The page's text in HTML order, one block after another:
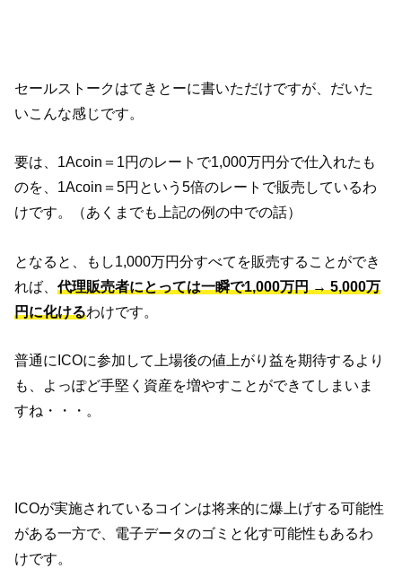
セールストークはてきとーに書いただけですが、だいた
いこんな感じです。
要は、1Acoin＝1円のレートで1,000万円分で仕入れたも
のを、1Acoin＝5円という5倍のレートで販売しているわ
けです。（あくまでも上記の例の中での話）
となると、もし1,000万円分すべてを販売することができ
れば、代理販売者にとっては一瞬で1,000万円 → 5,000万
円に化けるわけです。
普通にICOに参加して上場後の値上がり益を期待するより
も、よっぽど手堅く資産を増やすことができてしまいま
すね・・・。
ICOが実施されているコインは将来的に爆上げする可能性
がある一方で、電子データのゴミと化す可能性もあるわ
けです。